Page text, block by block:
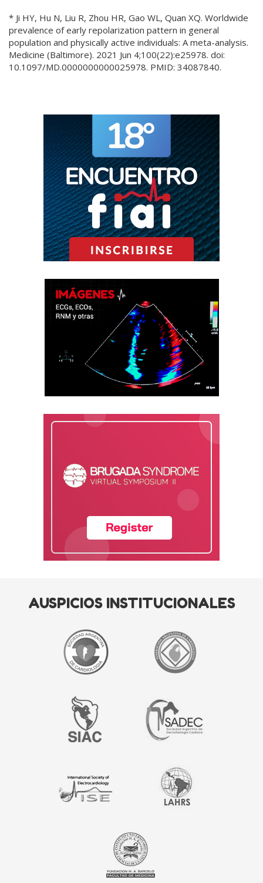
* Ji HY, Hu N, Liu R, Zhou HR, Gao WL, Quan XQ. Worldwide
prevalence of early repolarization pattern in general
population and physically active individuals: A meta-analysis.
Medicine (Baltimore). 2021 Jun 4;100(22):e25978. doi:
10.1097/MD.0000000000025978. PMID: 34087840.
AUSPICIOS INSTITUCIONALES